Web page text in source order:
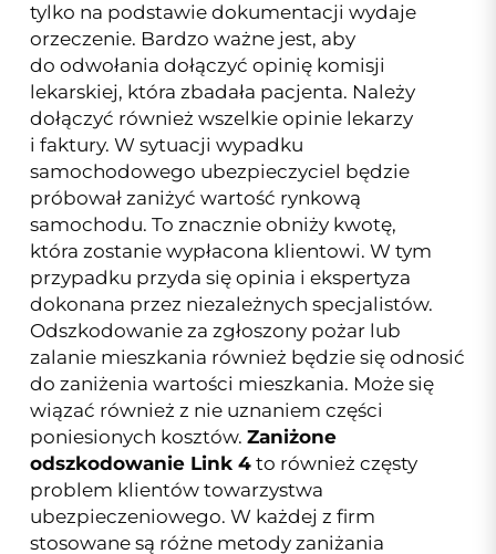
tylko na podstawie dokumentacji wydaje
orzeczenie. Bardzo ważne jest, aby
do odwołania dołączyć opinię komisji
lekarskiej, która zbadała pacjenta. Należy
dołączyć również wszelkie opinie lekarzy
i faktury. W sytuacji wypadku
samochodowego ubezpieczyciel będzie
próbował zaniżyć wartość rynkową
samochodu. To znacznie obniży kwotę,
która zostanie wypłacona klientowi. W tym
przypadku przyda się opinia i ekspertyza
dokonana przez niezależnych specjalistów.
Odszkodowanie za zgłoszony pożar lub
zalanie mieszkania również będzie się odnosić
do zaniżenia wartości mieszkania. Może się
wiązać również z nie uznaniem części
poniesionych kosztów. Zaniżone
odszkodowanie Link 4to również częsty
problem klientów towarzystwa
ubezpieczeniowego. W każdej z firm
stosowane są różne metody zaniżania